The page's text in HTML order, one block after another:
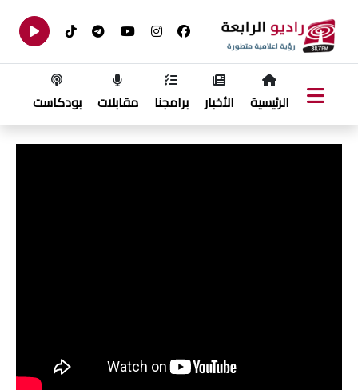
الرئيسية الأخبار برامجنا مقابلات بودكاست